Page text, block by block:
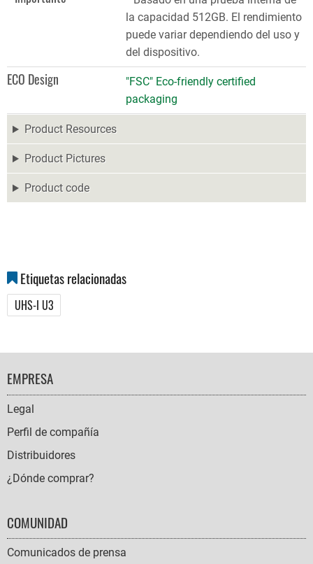
la capacidad 512GB. El rendimiento
puede variar dependiendo del uso y
del dispositivo.
ECO Design
"FSC" Eco-friendly certified
packaging
Product Resources
Product Pictures
Product code
Etiquetas relacionadas
UHS-I U3
FOOTER
NAVIGATION
EMPRESA
Legal
Perfil de compañía
Distribuidores
¿Dónde comprar?
COMUNIDAD
Comunicados de prensa